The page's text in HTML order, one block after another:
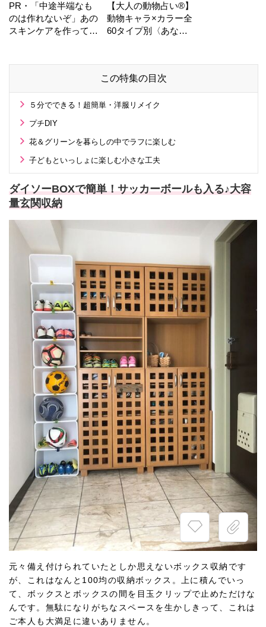
PR・「中途半端なも
のは作れないぞ」あの
スキンケアを作ってい
【大人の動物占い®】
動物キャラ×カラー全
60タイプ別〈あなた
この特集の目次
５分でできる！超簡単・洋服リメイク
プチDIY
花＆グリーンを暮らしの中でラフに楽しむ
子どもといっしょに楽しむ小さな工夫
ダイソーBOXで簡単！サッカーボールも入る♪大容
量玄関収納
元々備え付けられていたとしか思えないボックス収納です
が、これはなんと100均の収納ボックス。上に積んでいっ
て、ボックスとボックスの間を目玉クリップで止めただけな
んです。無駄になりがちなスペースを生かしきって、これは
ご本人も大満足に違いありません。